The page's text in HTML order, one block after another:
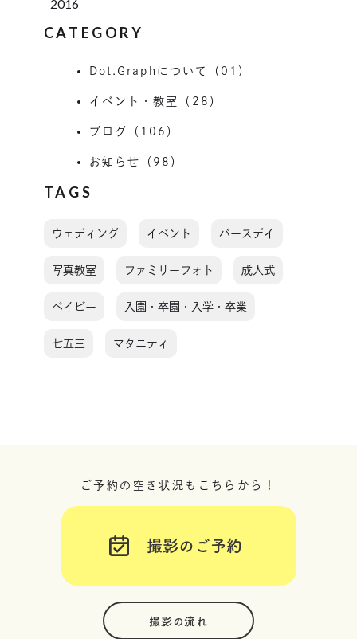
2016
CATEGORY
Dot.Graphについて（01）
イベント・教室（28）
ブログ（106）
お知らせ（98）
TAGS
ウェディング イベント バースデイ
写真教室 ファミリーフォト 成人式
ベイビー 入園・卒園・入学・卒業
七五三 マタニティ
ご予約の空き状況もこちらから！
撮影のご予約
撮影の流れ